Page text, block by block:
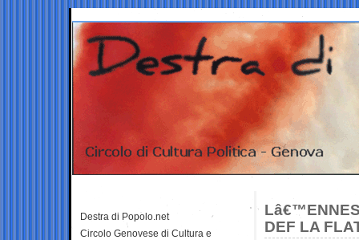
DEF LA
Destra di Popolo.net
Circolo Genovese di Cultura e